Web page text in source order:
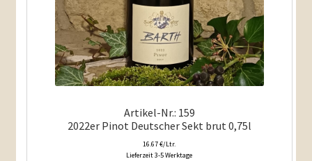
Artikel-Nr.: 159
2022er Pinot Deutscher Sekt brut 0,75l
16.67 €/Ltr.
Lieferzeit 3-5 Werktage